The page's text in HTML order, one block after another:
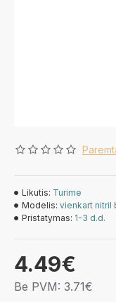
4.49€
Be PVM: 3.71€
Likutis: Turime
Modelis: vienkart nitril
Pristatymas: 1-3 d.d.